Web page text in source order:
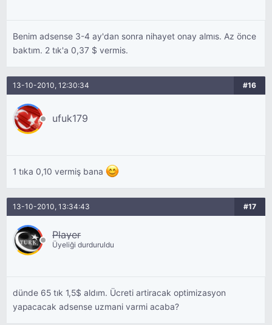
Benim adsense 3-4 ay'dan sonra nihayet onay almıs. Az önce
baktım. 2 tık'a 0,37 $ vermis.
13-10-2010, 12:30:34 #16
ufuk179
1 tıka 0,10 vermiş bana
13-10-2010, 13:34:43 #17
Player
Üyeliği durduruldu
dünde 65 tık 1,5$ aldım. Ücreti artiracak optimizasyon
yapacacak adsense uzmani varmi acaba?